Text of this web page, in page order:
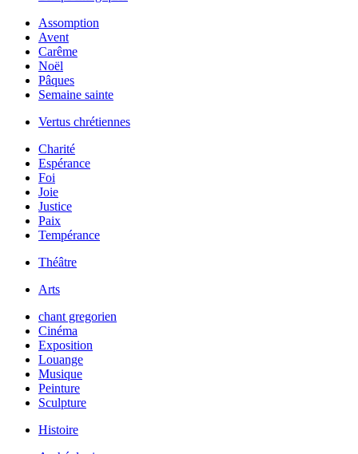
Assomption
Avent
Carême
Noël
Pâques
Semaine sainte
Vertus chrétiennes
Charité
Espérance
Foi
Joie
Justice
Paix
Tempérance
Théâtre
Arts
chant gregorien
Cinéma
Exposition
Louange
Musique
Peinture
Sculpture
Histoire